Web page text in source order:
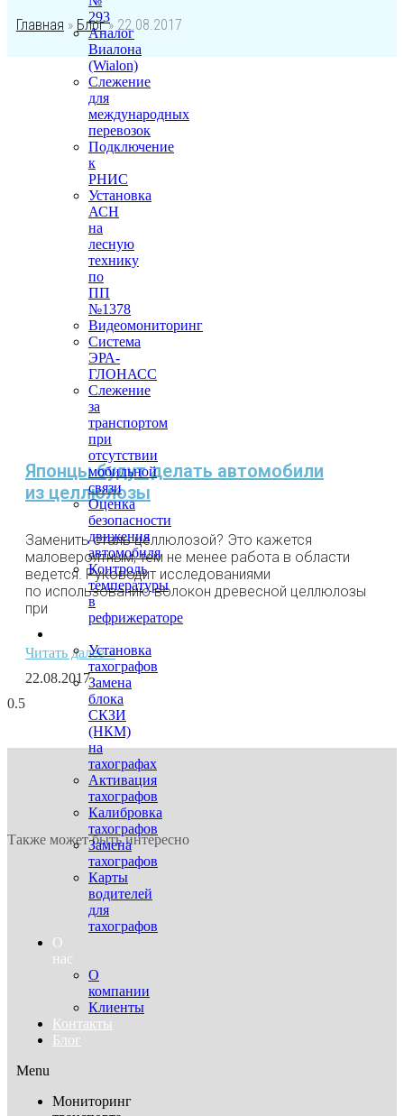
293
Аналог
Виалона
(Wialon)
Слежение
для
международных
перевозок
Подключение
к
РНИС
Установка
АСН
на
лесную
технику
по
ПП
№1378
Видеомониторинг
Система
ЭРА-
ГЛОНАСС
Слежение
за
транспортом
при
отсутствии
мобильной
связи
Оценка
безопасности
движения
автомобиля
Контроль
температуры
в
рефрижераторе
Установка
тахографов
Замена
блока
СКЗИ
(НКМ)
на
тахографах
Активация
тахографов
Калибровка
тахографов
Замена
тахографов
Карты
водителей
для
тахографов
О
нас
О
компании
Клиенты
Контакты
Блог
Menu
Мониторинг
Главная » Блог» 22.08.2017
Японцы будут делать автомобили
из целлюлозы
Заменить сталь целлюлозой? Это кажется
маловероятным, тем не менее работа в области
ведется. Руководит исследованиями
по использованию волокон древесной целлюлозы
при
Читать далее »
22.08.2017
Также может быть интересно